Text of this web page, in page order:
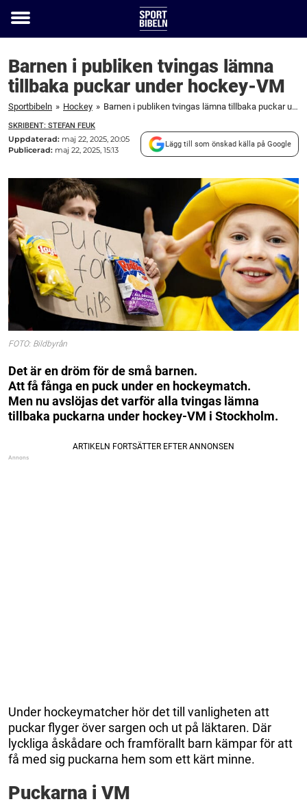
Toggle
Barnen i publiken tvingas lämna
tillbaka puckar under hockey-VM
Sportbibeln » Hockey » Barnen i publiken tvingas lämna tillbaka puckar under hockey-VM
SKRIBENT: STEFAN FEUK
Uppdaterad: maj 22, 2025, 20:05
Publicerad: maj 22, 2025, 15:13
Lägg till som önskad källa på Google
FOTO: Bildbyrån
Det är en dröm för de små barnen.
Att få fånga en puck under en hockeymatch.
Men nu avslöjas det varför alla tvingas lämna
tillbaka puckarna under hockey-VM i Stockholm.
Under hockeymatcher hör det till vanligheten att
puckar flyger över sargen och ut på läktaren. Där
lyckliga åskådare och framförallt barn kämpar för att
få med sig puckarna hem som ett kärt minne.
Puckarna i VM